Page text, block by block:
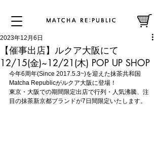
【催事出店】ルクア大阪にて
12/15(金)~12/21(木) POP UP SHOP
2023年12月6日
今年6周年(Since 2017.5.3~)を迎えた抹茶共和国
Matcha Republicがルクア大阪に登場！
東京・大阪での期間限定出店で行列・人気沸騰、注
目の抹茶新京都ブランドが7日間限定いたします。